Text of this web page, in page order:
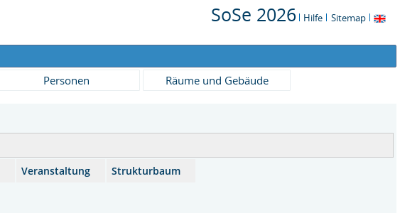
SoSe 2026 Hilfe Sitemap
Personen Räume und Gebäude
Veranstaltung Strukturbaum